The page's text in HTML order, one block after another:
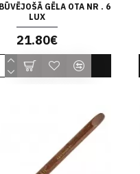
GĒLA OTA NR . 6
LUX
21.80€